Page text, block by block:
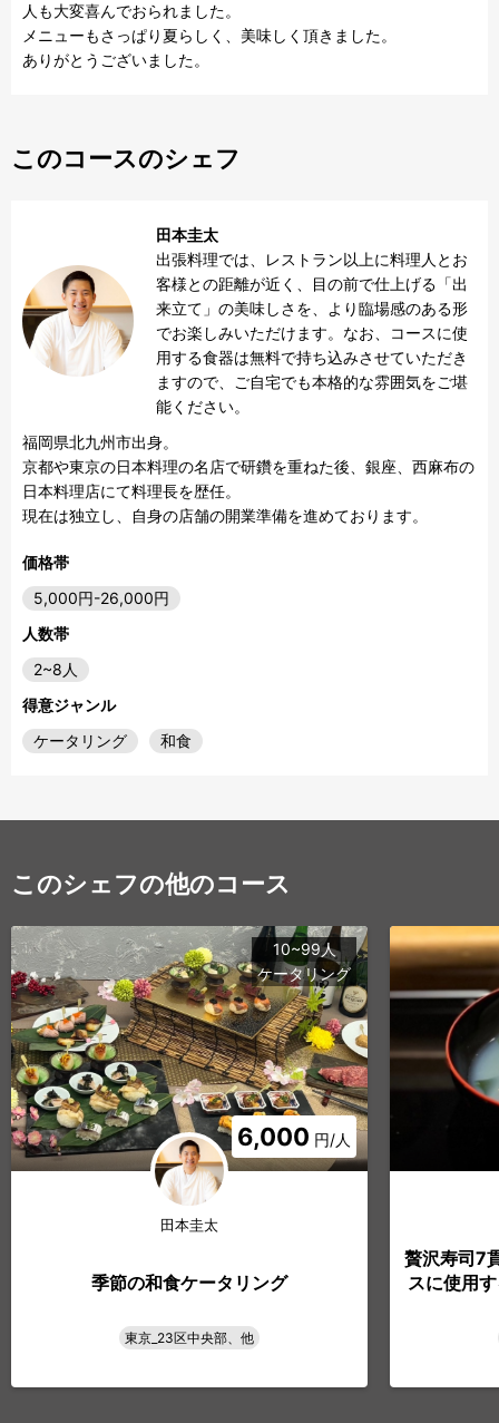
人も大変喜んでおられました。
メニューもさっぱり夏らしく、美味しく頂きました。
ありがとうございました。
このコースのシェフ
田本圭太
出張料理では、レストラン以上に料理人とお
客様との距離が近く、目の前で仕上げる「出
来立て」の美味しさを、より臨場感のある形
でお楽しみいただけます。なお、コースに使
用する食器は無料で持ち込みさせていただき
ますので、ご自宅でも本格的な雰囲気をご堪
能ください。
福岡県北九州市出身。
京都や東京の日本料理の名店で研鑽を重ねた後、銀座、西麻布の
日本料理店にて料理長を歴任。
現在は独立し、自身の店舗の開業準備を進めております。
価格帯
5,000円-26,000円
人数帯
2~8人
得意ジャンル
ケータリング
和食
このシェフの他のコース
6,000 円/人
10~99人
ケータリング
田本圭太
季節の和食ケータリング
東京_23区中央部、他
贅沢寿司7
スに使用